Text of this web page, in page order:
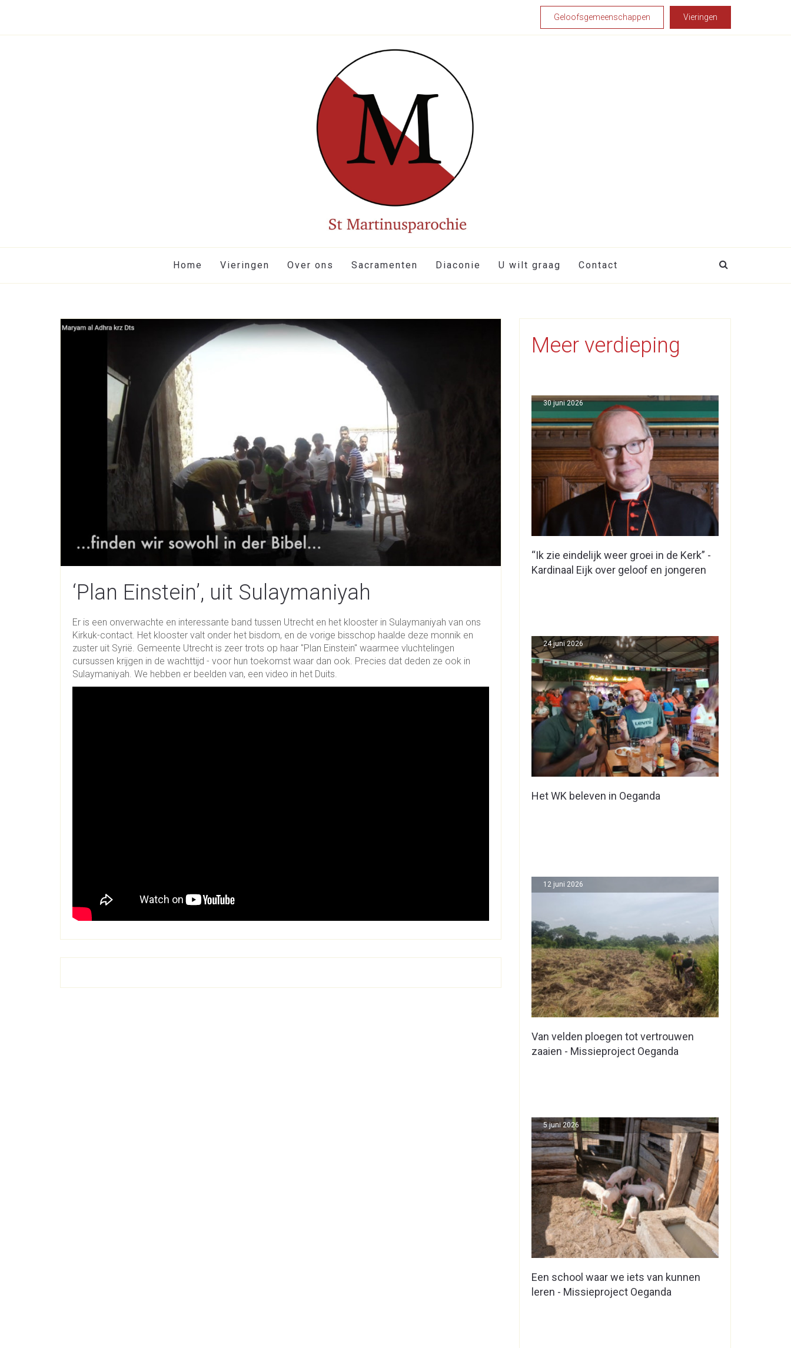
Geloofsgemeenschappen Vieringen
Home Vieringen Over ons Sacramenten Diaconie U wilt graag Contact
‘Plan Einstein’, uit Sulaymaniyah
Er is een onverwachte en interessante band tussen Utrecht en het klooster in Sulaymaniyah van ons
Kirkuk-contact. Het klooster valt onder het bisdom, en de vorige bisschop haalde deze monnik en
zuster uit Syrië. Gemeente Utrecht is zeer trots op haar "Plan Einstein" waarmee vluchtelingen
cursussen krijgen in de wachttijd - voor hun toekomst waar dan ook. Precies dat deden ze ook in
Sulaymaniyah. We hebben er beelden van, een video in het Duits.
Meer verdieping
“Ik zie eindelijk weer groei in de Kerk” -
Kardinaal Eijk over geloof en jongeren
30 juni 2026
Het WK beleven in Oeganda
24 juni 2026
Van velden ploegen tot vertrouwen
zaaien - Missieproject Oeganda
12 juni 2026
Een school waar we iets van kunnen
leren - Missieproject Oeganda
5 juni 2026